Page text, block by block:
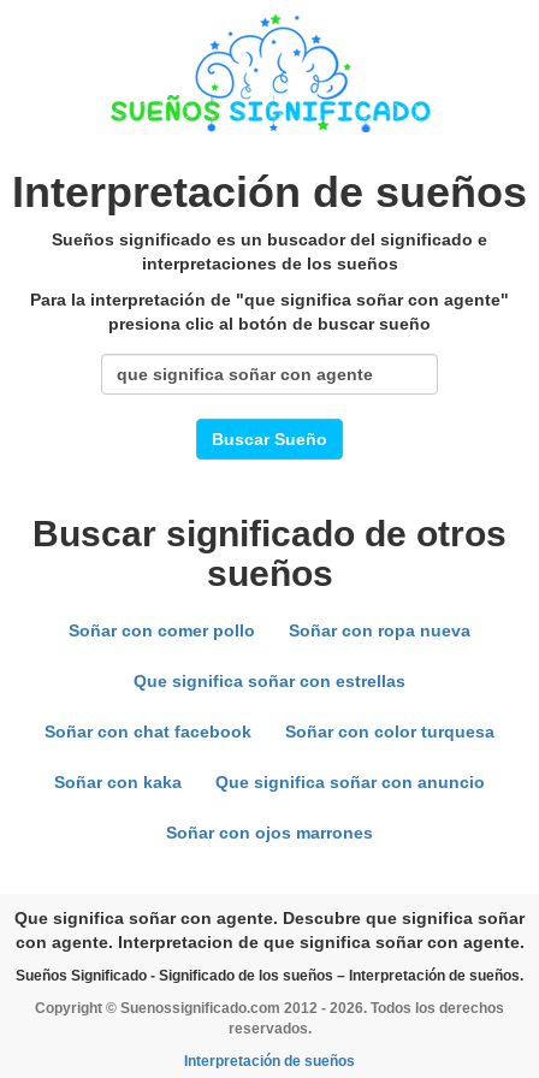
Interpretación de sueños
Sueños significado es un buscador del significado e
interpretaciones de los sueños
Para la interpretación de "que significa soñar con agente"
presiona clic al botón de buscar sueño
Buscar Sueño
Buscar significado de otros
sueños
Soñar con comer pollo Soñar con ropa nueva
Que significa soñar con estrellas
Soñar con chat facebook Soñar con color turquesa
Soñar con kaka Que significa soñar con anuncio
Soñar con ojos marrones
Que significa soñar con agente. Descubre que significa soñar
con agente. Interpretacion de que significa soñar con agente.
Sueños Significado - Significado de los sueños – Interpretación de sueños.
Copyright © Suenossignificado.com 2012 - 2026. Todos los derechos
reservados.
Interpretación de sueños